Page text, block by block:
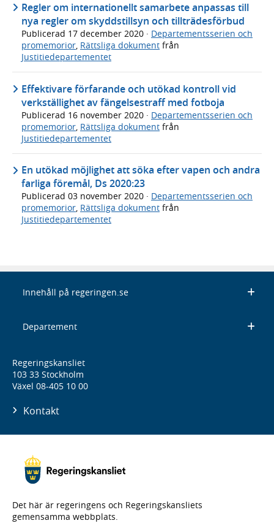
Regler om internationellt samarbete anpassas till
nya regler om skyddstillsyn och tillträdesförbud
Publicerad 17 december 2020 · Departementsserien och
promemorior, Rättsliga dokument från
Justitiedepartementet
Effektivare förfarande och utökad kontroll vid
verkställighet av fängelsestraff med fotboja
Publicerad 16 november 2020 · Departementsserien och
promemorior Rättsliga dokument från
Justitiedepartementet
En utökad möjlighet att söka efter vapen och andra
farliga föremål, Ds 2020:23
Publicerad 03 november 2020 · Departementsserien och
promemorior, Rättsliga dokument från
Justitiedepartementet
Innehåll på regeringen.se
Departement
Regeringskansliet
103 33 Stockholm
Växel 08-405 10 00
Kontakt
Det här är regeringens och Regeringskansliets
gemensamma webbplats.